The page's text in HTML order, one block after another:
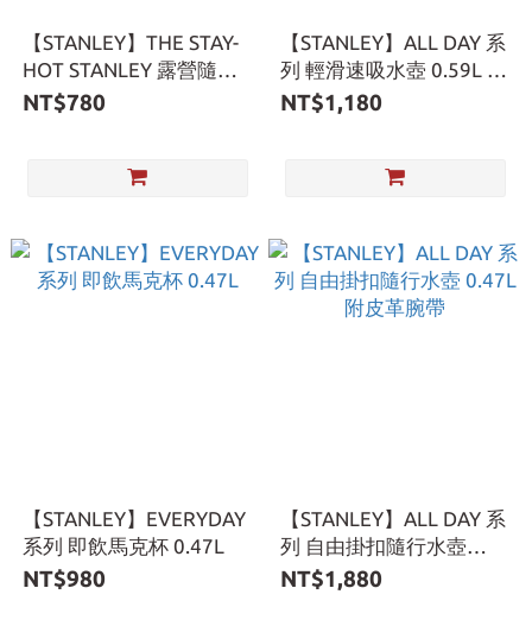
【STANLEY】THE STAY-
HOT STANLEY 露營隨行
杯 0.29L
NT$780
【STANLEY】ALL DAY 系
列 輕滑速吸水壺 0.59L 附
掛繩
NT$1,180
【STANLEY】EVERYDAY
系列 即飲馬克杯 0.47L
NT$980
【STANLEY】ALL DAY 系
列 自由掛扣隨行水壺
0.47L 附皮革腕帶
NT$1,880